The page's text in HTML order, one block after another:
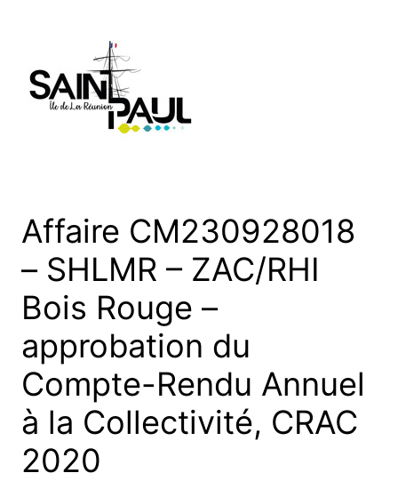
Affaire CM230928018
– SHLMR – ZAC/RHI
Bois Rouge –
approbation du
Compte-Rendu Annuel
à la Collectivité, CRAC
2020